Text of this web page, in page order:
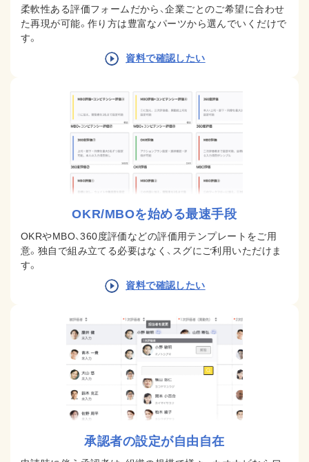
柔軟性ある評価フォームだから、企業ごとのご希望に合わせ
た再現が可能。作り方は豊富なパーツから選んでいくだけで
す。
資料で確認したい
OKR/MBOを始める最速手段
OKRやMBO、360度評価などの評価用テンプレートをご用
意。独自で組み立てる必要はなく、スグにご利用いただけま
す。
資料で確認したい
承認者の設定が自由自在